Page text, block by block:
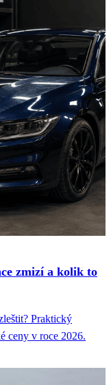
zmizí a kolik to
Praktický
ceny v roce 2026.